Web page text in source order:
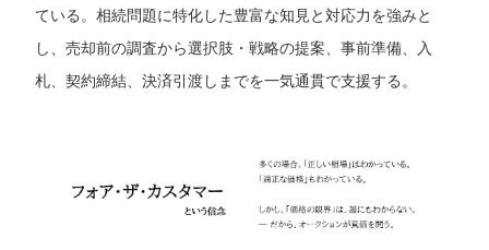
ている。相続問題に特化した豊富な知見と対応力を強みと
し、売却前の調査から選択肢・戦略の提案、事前準備、入
札、契約締結、決済引渡しまでを一気通貫で支援する。